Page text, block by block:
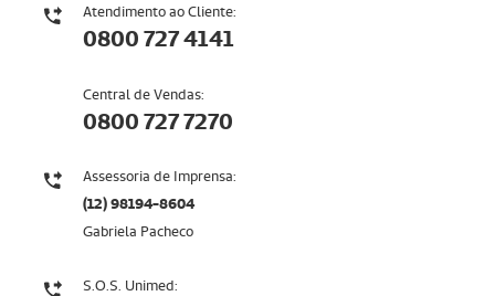
Atendimento ao Cliente:
0800 727 4141
Central de Vendas:
0800 727 7270
Assessoria de Imprensa:
(12) 98194-8604
Gabriela Pacheco
S.O.S. Unimed: